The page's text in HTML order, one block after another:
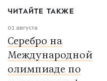
ЧИТАЙТЕ ТАКЖЕ
01 августа
Серебро на
Международной
олимпиаде по